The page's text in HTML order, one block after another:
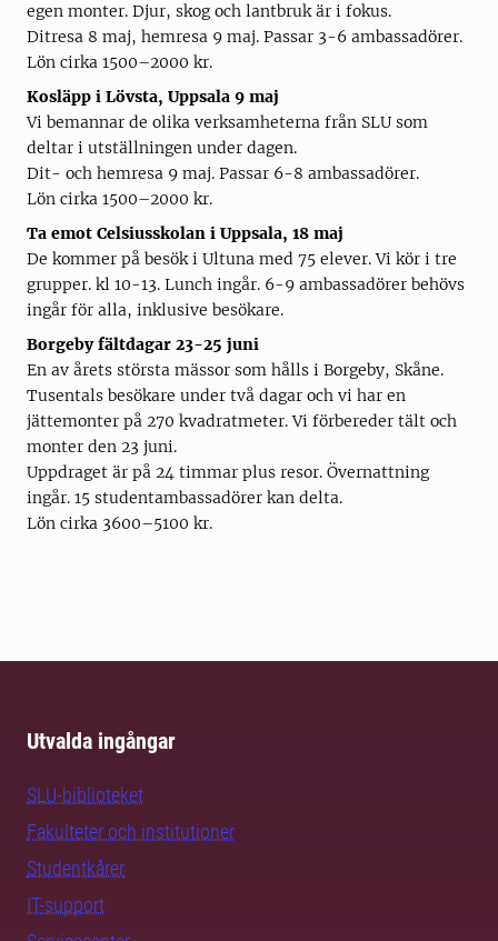
egen monter. Djur, skog och lantbruk är i fokus.
Ditresa 8 maj, hemresa 9 maj. Passar 3-6 ambassadörer.
Lön cirka 1500–2000 kr.
Kosläpp i Lövsta, Uppsala 9 maj
Vi bemannar de olika verksamheterna från SLU som
deltar i utställningen under dagen.
Dit- och hemresa 9 maj. Passar 6-8 ambassadörer.
Lön cirka 1500–2000 kr.
Ta emot Celsiusskolan i Uppsala, 18 maj
De kommer på besök i Ultuna med 75 elever. Vi kör i tre
grupper. kl 10-13. Lunch ingår. 6-9 ambassadörer behövs
ingår för alla, inklusive besökare.
Borgeby fältdagar 23-25 juni
En av årets största mässor som hålls i Borgeby, Skåne.
Tusentals besökare under två dagar och vi har en
jättemonter på 270 kvadratmeter. Vi förbereder tält och
monter den 23 juni.
Uppdraget är på 24 timmar plus resor. Övernattning
ingår. 15 studentambassadörer kan delta.
Lön cirka 3600–5100 kr.
Utvalda ingångar
SLU-biblioteket
Fakulteter och institutioner
Studentkårer
IT-support